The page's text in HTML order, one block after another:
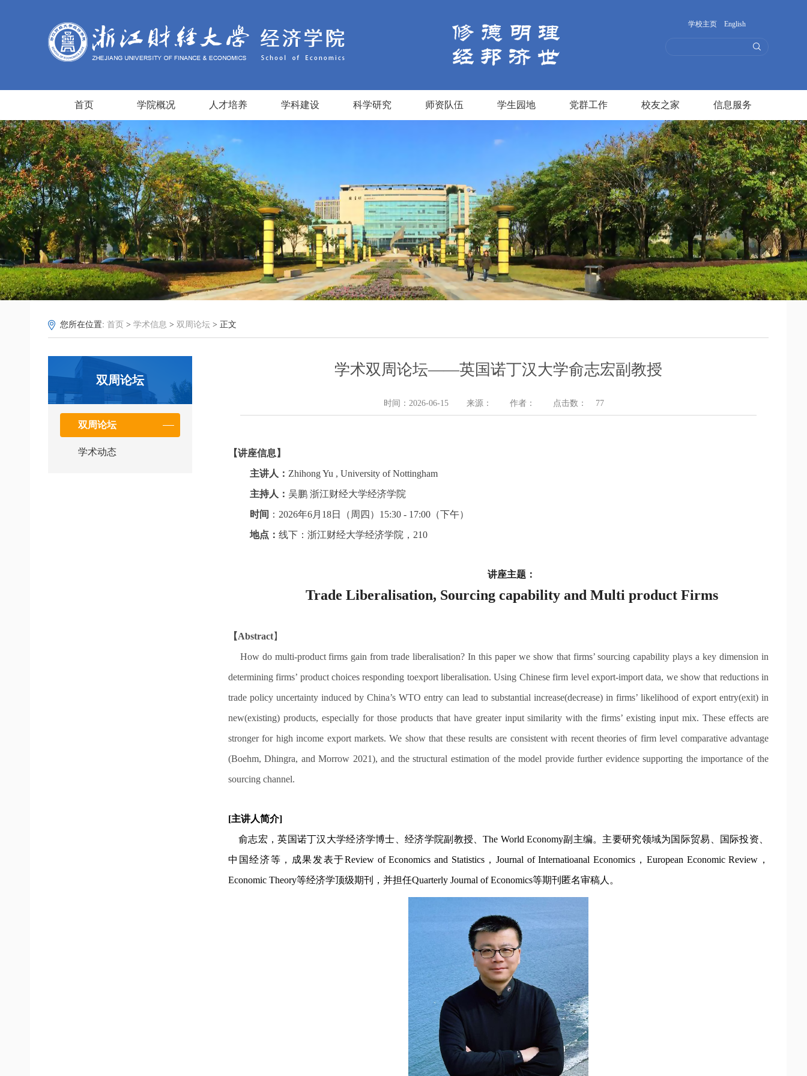
学校主页 English
首页 学院概况 人才培养 学科建设 科学研究 师资队伍 学生园地 党群工作 校友之家 信息服务
您所在位置: 首页 > 学术信息 > 双周论坛 > 正文
双周论坛
双周论坛
学术动态
学术双周论坛——英国诺丁汉大学俞志宏副教授
时间：2026-06-15 来源： 作者： 点击数： 77
【讲座信息】
主讲人： Zhihong Yu , University of Nottingham
主持人：吴鹏 浙江财经大学经济学院
时间 ：2026年6月18日（周四）15:30 - 17:00（下午）
地点：线下：浙江财经大学经济学院，210
讲座主题：
Trade Liberalisation, Sourcing capability and Multi product Firms
【Abstract】
determining firms’ product choices responding toexport liberalisation. Using Chinese firm level export-import data, we show that reductions in
trade policy uncertainty induced by China’s WTO entry can lead to substantial increase(decrease) in firms’ likelihood of export entry(exit) in
new(existing) products, especially for those products that have greater input similarity with the firms’ existing input mix. These effects are
stronger for high income export markets. We show that these results are consistent with recent theories of firm level comparative advantage
(Boehm, Dhingra, and Morrow 2021), and the structural estimation of the model provide further evidence supporting the importance of the
sourcing channel.
[主讲人简介]
中国经济等，成果发表于Review of Economics and Statistics，Journal of Internatioanal Economics，European Economic Review，
Economic Theory等经济学顶级期刊，并担任Quarterly Journal of Economics等期刊匿名审稿人。